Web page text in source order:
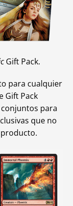
Gift Pack.
para cualquier
Gift Pack
para
que no